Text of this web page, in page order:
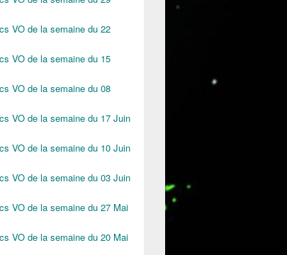
VO de la semaine du 22
VO de la semaine du 15
VO de la semaine du 08
VO de la semaine du 17 Juin
VO de la semaine du 10 Juin
VO de la semaine du 03 Juin
VO de la semaine du 27 Mai
VO de la semaine du 20 Mai